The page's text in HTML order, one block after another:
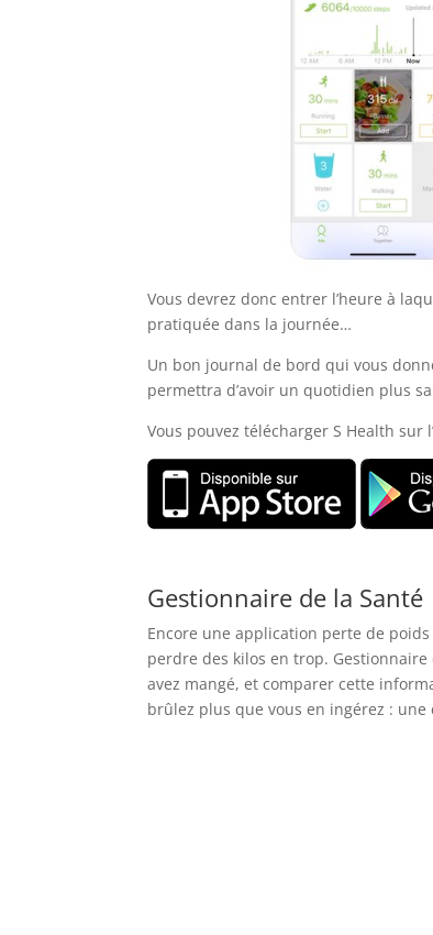
Vous devrez donc entrer l’heure à
pratiquée dans la journée…
Un bon journal de bord qui vous
permettra d’avoir un quotidien plus
Vous pouvez télécharger S Health sur
Gestionnaire de la Santé
Encore une application perte de
perdre des kilos en trop.
avez mangé, et comparer cette
brûlez plus que vous en ingérez :